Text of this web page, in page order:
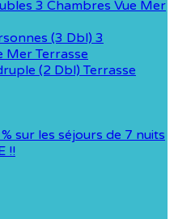
3 Chambres Vue Mer
(3 Dbl) 3
Mer Terrasse
(2 Dbl) Terrasse
sur les séjours de 7 nuits
!!